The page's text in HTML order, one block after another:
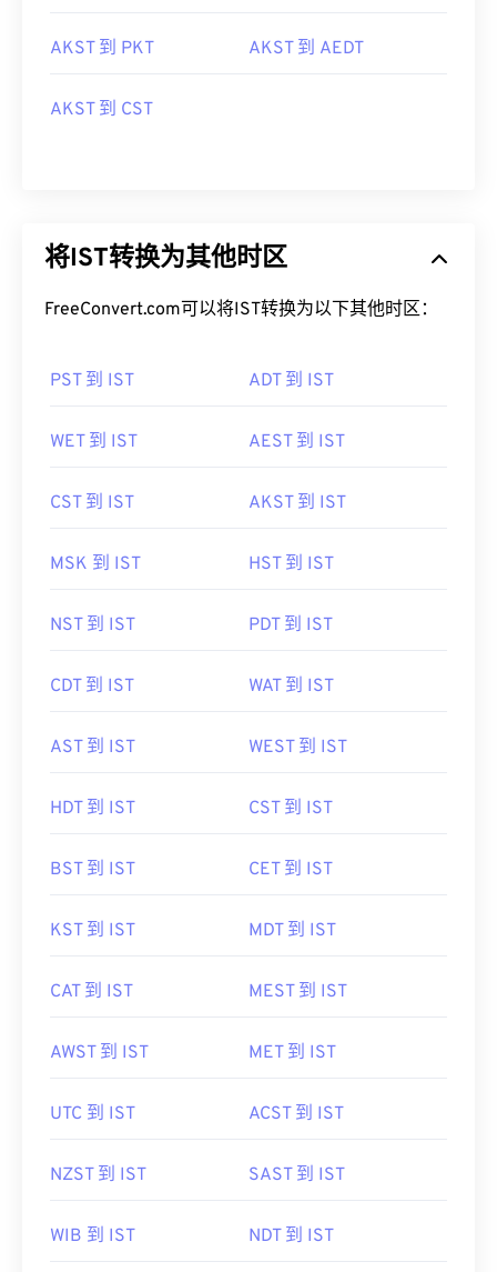
AKST 到 PKT AKST 到 AEDT
AKST 到 CST
将IST转换为其他时区
FreeConvert.com可以将IST转换为以下其他时区：
PST 到 IST ADT 到 IST
WET 到 IST AEST 到 IST
CST 到 IST AKST 到 IST
MSK 到 IST HST 到 IST
NST 到 IST PDT 到 IST
CDT 到 IST WAT 到 IST
AST 到 IST WEST 到 IST
HDT 到 IST CST 到 IST
BST 到 IST CET 到 IST
KST 到 IST MDT 到 IST
CAT 到 IST MEST 到 IST
AWST 到 IST MET 到 IST
UTC 到 IST ACST 到 IST
NZST 到 IST SAST 到 IST
WIB 到 IST NDT 到 IST